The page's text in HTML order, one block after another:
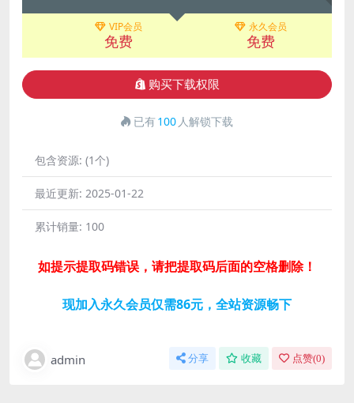
VIP会员
免费
永久会员
免费
购买下载权限
已有100 人解锁下载
包含资源: (1个)
最近更新: 2025-01-22
累计销量: 100
如提示提取码错误，请把提取码后面的空格删除！
现加入永久会员仅需86元，全站资源畅下
admin 分享 收藏 点赞(0)